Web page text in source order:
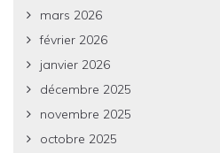
mars 2026
février 2026
janvier 2026
décembre 2025
novembre 2025
octobre 2025